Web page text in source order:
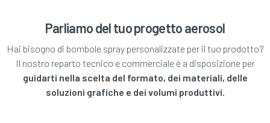
Parliamo del tuo progetto aerosol
Hai bisogno di bombole spray personalizzate per il tuo prodotto?
Il nostro reparto tecnico e commerciale è a disposizione per
guidarti nella scelta del formato, dei materiali, delle
soluzioni grafiche e dei volumi produttivi.